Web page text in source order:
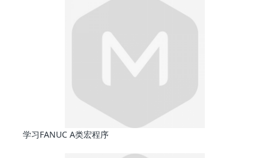
学习FANUC A类宏程序